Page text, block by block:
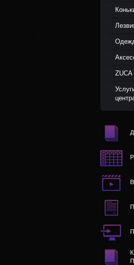
ZUCA
Услуги сервисного